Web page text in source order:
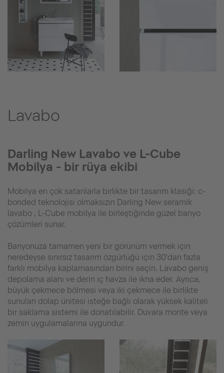
Lavabo
Darling New Lavabo ve L-Cube
Mobilya - bir rüya ekibi
Mobilya en çok satanlarla birlikte bir tasarım klasiği: c-
bonded teknolojisi olmaksızın Darling New seramik
lavabo , L-Cube mobilya ile birleştiğinde güzel banyo
çözümleri sunar.
Banyonuza tamamen yeni bir görünüm vermek için
neredeyse sınırsız tasarım özgürlüğü için 30'dan fazla
farklı mobilya kaplamasından birini seçin. Lavabo geniş
depolama alanı ve derin iç havza ile ikna eder. Ayrıca,
büyük çekmece bölmesi veya iki çekmece ile birlikte
sunulan dolap ünitesi isteğe bağlı olarak yüksek kaliteli
bir saklama sistemi ile donatılabilir. Duvara monte veya
zemin uygulamalarına uygundur.